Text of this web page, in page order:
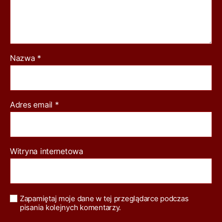
Nazwa *
Adres email *
Witryna internetowa
Zapamiętaj moje dane w tej przeglądarce podczas
pisania kolejnych komentarzy.